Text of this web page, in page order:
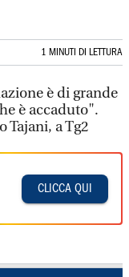
1 MINUTI DI LETTURA
è di grande
è accaduto".
Tajani, a Tg2
CLICCA QUI